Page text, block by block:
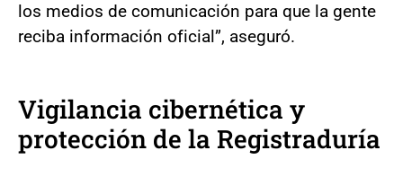
los medios de comunicación para que la gente
reciba información oficial”, aseguró.
Vigilancia cibernética y
protección de la Registraduría